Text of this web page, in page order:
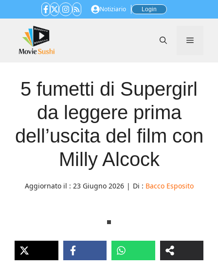
al
contenuto
Notiziario Login
Menu
5 fumetti di Supergirl
da leggere prima
dell’uscita del film con
Milly Alcock
Aggiornato il : 23 Giugno 2026 | Di : Bacco Esposito